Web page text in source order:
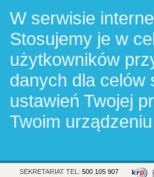
W serwisie
Stosujemy je w
użytkowników
danych dla celów
ustawień Twojej
Twoim
SEKRETARIAT TEL: 500 105 907